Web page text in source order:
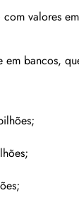
valores
em bancos,